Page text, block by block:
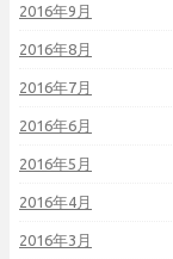
2016年9月
2016年8月
2016年7月
2016年6月
2016年5月
2016年4月
2016年3月